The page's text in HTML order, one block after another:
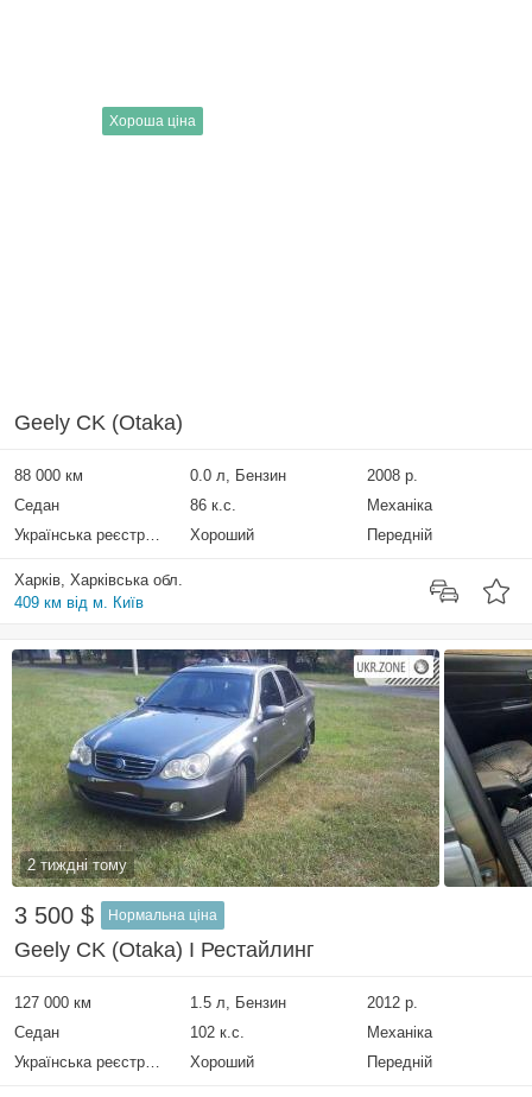
Хороша ціна
Geely CK (Otaka)
88 000 км 0.0 л, Бензин
2008 р.
Седан
86 к.с.
Механіка
Українська реєстрація
Хороший Передній
Харків, Харківська обл.
409 км від м. Київ
2 тиждні тому
3 500 $ Нормальна ціна
Geely CK (Otaka) I Рестайлинг
127 000 км 1.5 л, Бензин
2012 р.
Седан
102 к.с.
Механіка
Українська реєстрація
Хороший Передній